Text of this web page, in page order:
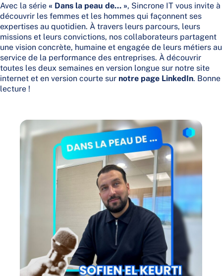
Avec la série « Dans la peau de… », Sincrone IT vous invite à
découvrir les femmes et les hommes qui façonnent ses
expertises au quotidien. À travers leurs parcours, leurs
missions et leurs convictions, nos collaborateurs partagent
une vision concrète, humaine et engagée de leurs métiers au
service de la performance des entreprises. À découvrir
toutes les deux semaines en version longue sur notre site
internet et en version courte sur notre page LinkedIn. Bonne
lecture !